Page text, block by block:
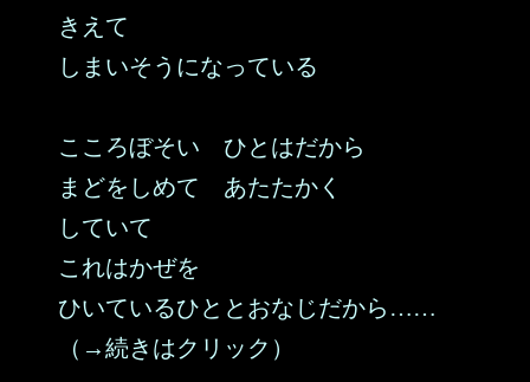
きえて
しまいそうになっている
こころぼそい ひとはだから
まどをしめて あたたかく
していて
これはかぜを
ひいているひととおなじだから……
（→続きはクリック）